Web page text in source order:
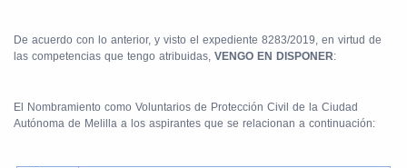
De acuerdo con lo anterior, y visto el expediente 8283/2019, en virtud de
las competencias que tengo atribuidas, VENGO EN DISPONER:
El Nombramiento como Voluntarios de Protección Civil de la Ciudad
Autónoma de Melilla a los aspirantes que se relacionan a continuación: